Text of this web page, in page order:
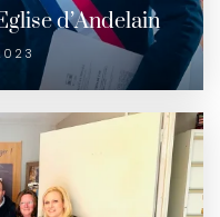
d’Andelain